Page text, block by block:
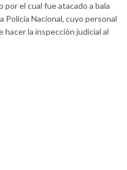
por el cual fue atacado a bala
Policía Nacional, cuyo personal
hacer la inspección judicial al